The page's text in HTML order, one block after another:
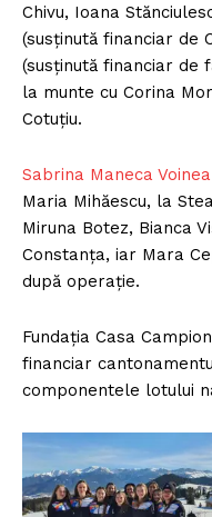
Chivu, Ioana
(susținută financiar de
(susținută financiar de
la munte cu Corina
Cotuțiu.
Sabrina Maneca Voinea
Maria Mihăescu, la
Miruna Botez, Bianca
Constanța, iar Mara
după operație.
Fundația Casa
financiar
componentele lotului